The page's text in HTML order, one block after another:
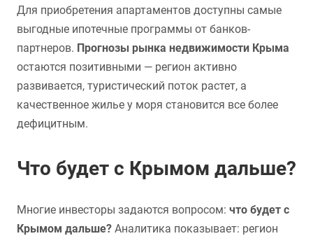
Для приобретения апартаментов доступны самые
выгодные ипотечные программы от банков-
партнеров. Прогнозы рынка недвижимости Крыма
остаются позитивными — регион активно
развивается, туристический поток растет, а
качественное жилье у моря становится все более
дефицитным.
Что будет с Крымом дальше?
Многие инвесторы задаются вопросом: что будет с
Крымом дальше? Аналитика показывает: регион